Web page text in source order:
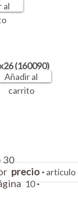
al
(160090)
Añadir al
carrito
30
precio · artículo
10·